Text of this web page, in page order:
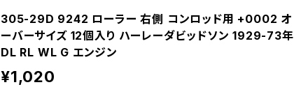
305-29D 9242 ローラー 右側 コンロッド用 +0002 オ
ーバーサイズ 12個入り ハーレーダビッドソン 1929-73年
DL RL WL G エンジン
¥1,020